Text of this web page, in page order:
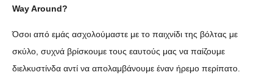
Way Around?
Όσοι από εμάς ασχολούμαστε με το παιχνίδι της βόλτας με
σκύλο, συχνά βρίσκουμε τους εαυτούς μας να παίζουμε
διελκυστίνδα αντί να απολαμβάνουμε έναν ήρεμο περίπατο.